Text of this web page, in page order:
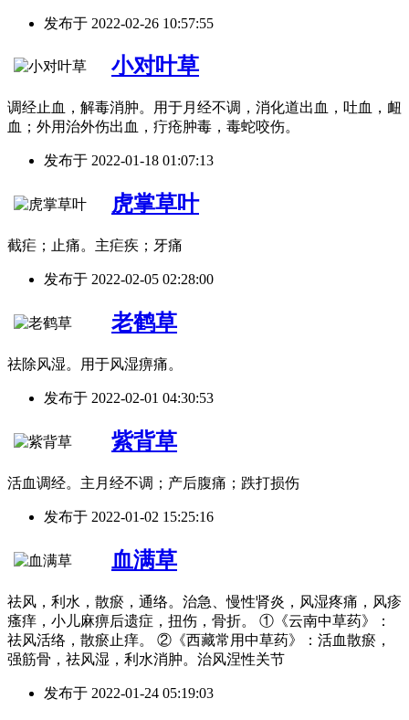
发布于 2022-02-26 10:57:55
小对叶草
调经止血，解毒消肿。用于月经不调，消化道出血，吐血，衄
血；外用治外伤出血，疔疮肿毒，毒蛇咬伤。
发布于 2022-01-18 01:07:13
虎掌草叶
截疟；止痛。主疟疾；牙痛
发布于 2022-02-05 02:28:00
老鹤草
祛除风湿。用于风湿痹痛。
发布于 2022-02-01 04:30:53
紫背草
活血调经。主月经不调；产后腹痛；跌打损伤
发布于 2022-01-02 15:25:16
血满草
祛风，利水，散瘀，通络。治急、慢性肾炎，风湿疼痛，风疹
瘙痒，小儿麻痹后遗症，扭伤，骨折。 ①《云南中草药》：
祛风活络，散瘀止痒。 ②《西藏常用中草药》：活血散瘀，
强筋骨，祛风湿，利水消肿。治风涅性关节
发布于 2022-01-24 05:19:03